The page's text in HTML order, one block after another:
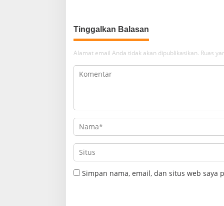
Tinggalkan Balasan
Alamat email Anda tidak akan dipublikasikan. Ruas
Simpan nama, email, dan situs web